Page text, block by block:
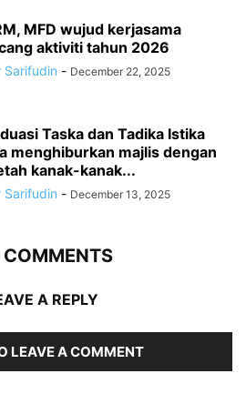
MFD wujud kerjasama
aktiviti tahun 2026
Sarifudin - December 22, 2025
Taska dan Tadika Istika
menghiburkan majlis dengan
kanak-kanak...
Sarifudin - December 13, 2025
COMMENTS
A REPLY
LEAVE A COMMENT